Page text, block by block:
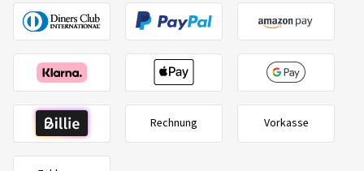
Rechnung Vorkasse